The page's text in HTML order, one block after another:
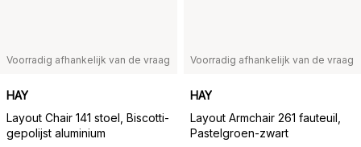
Voorradig afhankelijk van de vraag
HAY
Layout Chair 141 stoel, Biscotti-
gepolijst aluminium
Voorradig afhankelijk van de vraag
HAY
Layout Armchair 261 fauteuil,
Pastelgroen-zwart